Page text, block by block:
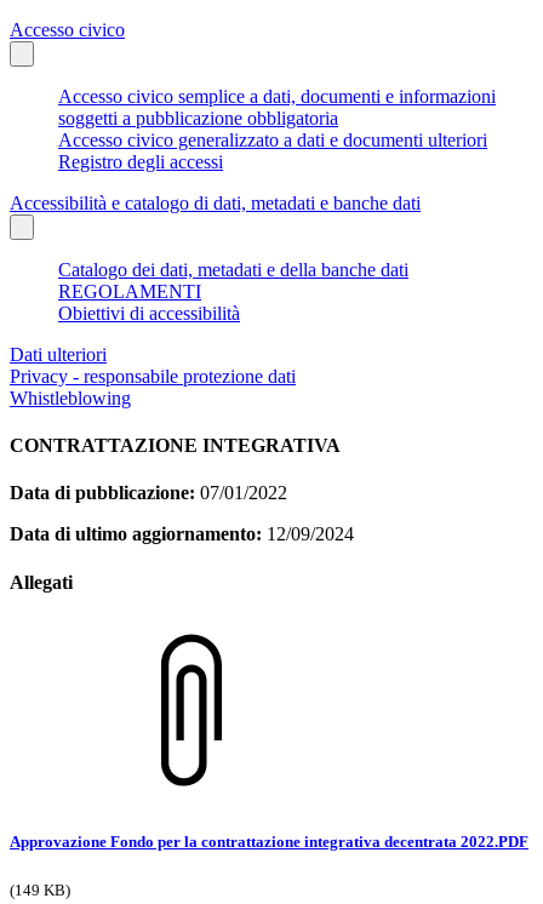
Accesso civico
Accesso civico semplice a dati, documenti e informazioni
soggetti a pubblicazione obbligatoria
Accesso civico generalizzato a dati e documenti ulteriori
Registro degli accessi
Accessibilità e catalogo di dati, metadati e banche dati
Catalogo dei dati, metadati e della banche dati
REGOLAMENTI
Obiettivi di accessibilità
Dati ulteriori
Privacy - responsabile protezione dati
Whistleblowing
CONTRATTAZIONE INTEGRATIVA
Data di pubblicazione: 07/01/2022
Data di ultimo aggiornamento: 12/09/2024
Allegati
Approvazione Fondo per la contrattazione integrativa decentrata 2022.PDF
(149 KB)